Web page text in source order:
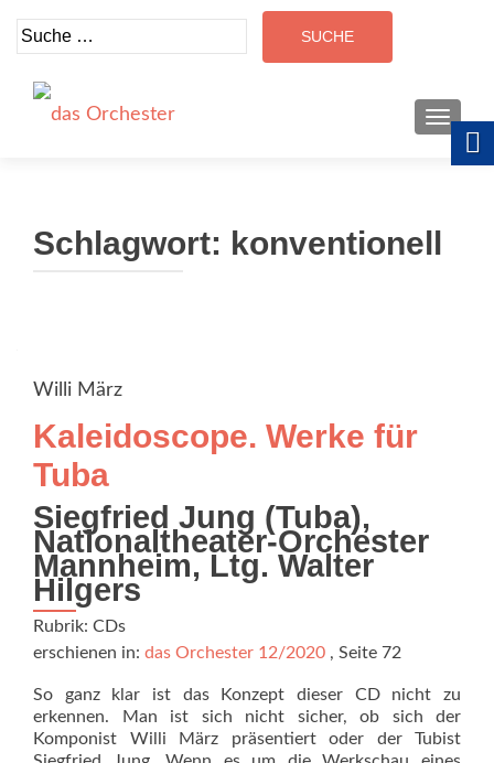
Suche
nach:
Schlagwort: konventionell
Willi März
Kaleidoscope. Werke für
Tuba
Siegfried Jung (Tuba),
Nationaltheater-Orchester
Mannheim, Ltg. Walter
Hilgers
Rubrik: CDs
erschienen in: das Orchester 12/2020 , Seite 72
So ganz klar ist das Konzept dieser CD nicht zu
erkennen. Man ist sich nicht sicher, ob sich der
Komponist Willi März präsentiert oder der Tubist